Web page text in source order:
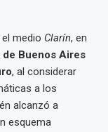
medio Clarín, en
de Buenos Aires
, al considerar
a los
alcanzó a
esquema